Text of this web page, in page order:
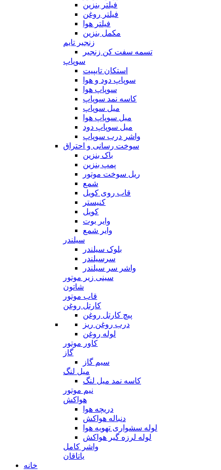
فیلتر بنزین
فیلتر روغن
فیلتر هوا
مکمل بنزین
زنجیر تایم
تسمه سفت کن زنجیر
سوپاپ
استکان تایپیت
سوپاپ دود و هوا
سوپاپ هوا
کاسه نمد سوپاپ
میل سوپاپ
میل سوپاپ هوا
میل سوپاپ دود
واشر درب سوپاپ
سوخت رسانی و احتراق
باک بنزین
پمپ بنزین
ریل سوخت موتور
شمع
قاب روی کویل
کنیستر
کویل
وایر بوت
وایر شمع
سیلندر
بلوک سیلندر
سرسیلندر
واشر سر سیلندر
سینی زیر موتور
شاتون
قاب موتور
کارتل روغن
پیچ کارتل روغن
درب روغن ریز
لوله روغن
کاور موتور
گاز
سیم گاز
میل لنگ
کاسه نمد میل لنگ
نیم موتور
هواکش
دریچه هوا
دنباله هواکش
لوله سشواری تهویه هوا
لوله لرزه گیر هواکش
واشر کامل
یاتاقان
خانه